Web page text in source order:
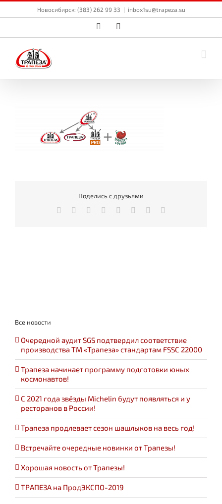
Skip
Новосибирск: (383) 262 99 33 | inbox1su@trapeza.su
Поделись с друзьями
Facebook
TwitterReddit LinkedIn
TumblrPinterest
Все новости
Очередной аудит SGS подтвердил соответствие
производства ТМ «Трапеза» стандартам FSSC 22000
Трапеза начинает программу подготовки юных
космонавтов!
С 2021 года звёзды Michelin будут появляться и у
ресторанов в России!
Трапеза продлевает сезон шашлыков на весь год!
Встречайте очередные новинки от Трапезы!
Хорошая новость от Трапезы!
ТРАПЕЗА на ПродЭКСПО-2019